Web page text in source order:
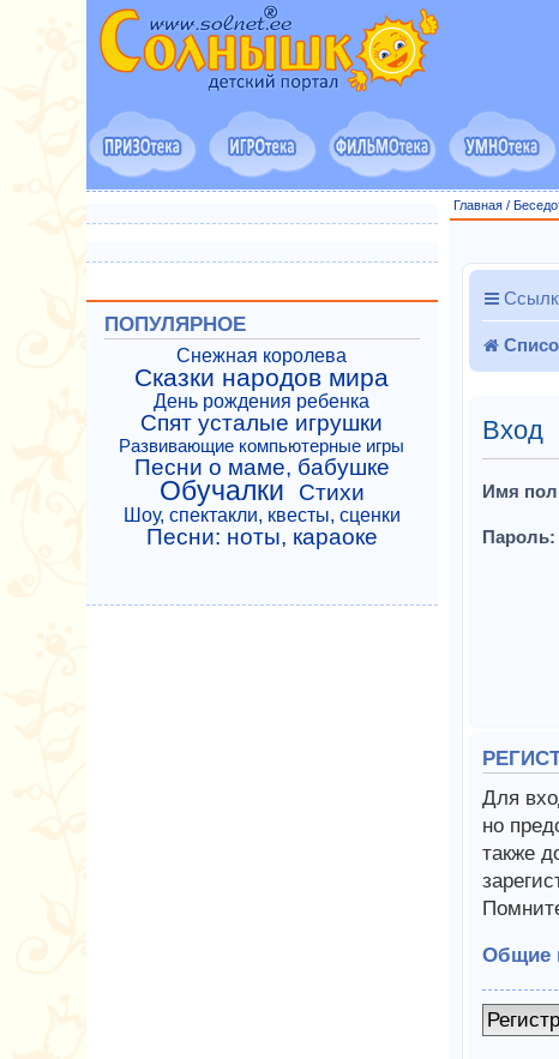
Главная/
Вход
Имя
Пароль:
Для
но
также
Общие
ПОПУЛЯРНОЕ
Снежная королева
Сказки народов мира
День рождения ребенка
Спят усталые игрушки
Развивающие компьютерные игры
Песни о маме, бабушке
Обучалки Стихи
Шоу, спектакли, квесты, сценки
Песни: ноты, караоке